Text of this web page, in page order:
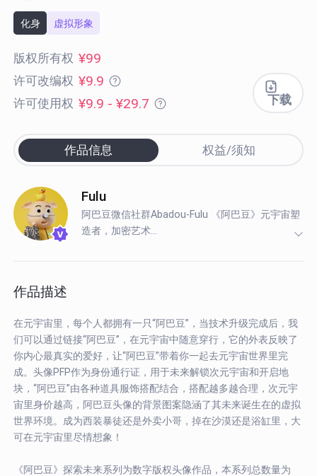
化身 虚拟形象
版权所有权 ¥99
许可改编权 ¥9.9
许可使用权 ¥9.9 - ¥29.7 下载
作品信息 权益/须知
Fulu
阿巴豆微信社群Abadou-Fulu 《阿巴豆》元宇宙塑
造者，加密艺术...
作品描述
在元宇宙里，每个人都拥有一只“阿巴豆”，当技术升级完成后，我
们可以通过链接“阿巴豆”，在元宇宙中随意穿行，它的外表反映了
你内心最真实的爱好，让“阿巴豆”带着你一起去元宇宙世界里完
成。头像PFP作为身份通行证，用于未来解锁次元宇宙和开启地
块，“阿巴豆”由各种道具服饰搭配结合，搭配越多越合理，次元宇
宙里身价越高，阿巴豆头像的背景图案隐涵了其未来诞生在的虚拟
世界环境。成为西装暴徒还是外卖小哥，掉在沙漠还是浴缸里，大
可在元宇宙里尽情想象！
《阿巴豆》探索未来系列为数字版权头像作品，本系列总数量为